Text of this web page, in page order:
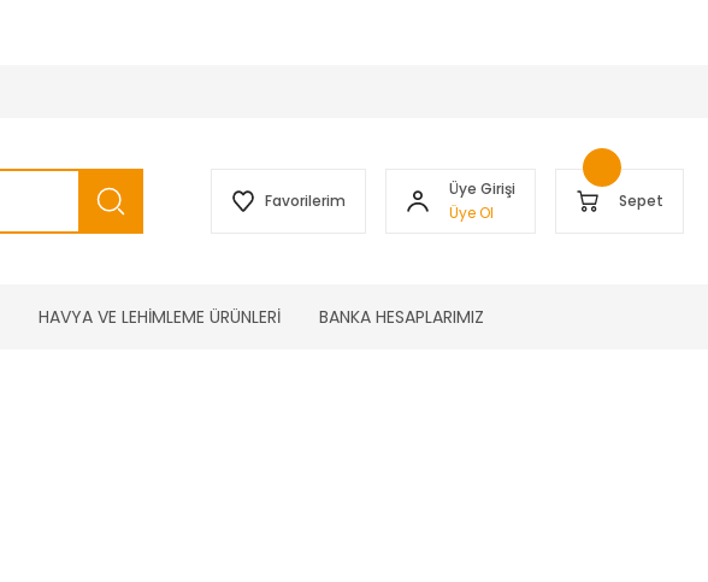
Favorilerim
Üye Girişi
Üye Ol
Sepet
HAVYA VE LEHİMLEME ÜRÜNLERİ BANKA HESAPLARIMIZ